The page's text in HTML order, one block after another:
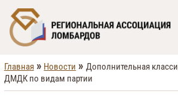
Главная » Новости » Дополнительная
ДМДК по видам партии